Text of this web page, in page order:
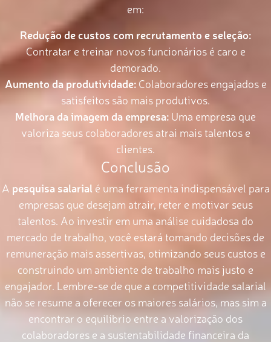
em:
Redução de custos com recrutamento e seleção:
Contratar e treinar novos funcionários é caro e
demorado.
Aumento da produtividade:Colaboradores engajados e
satisfeitos são mais produtivos.
Melhora da imagem da empresa: Uma empresa que
valoriza seus colaboradores atrai mais talentos e
clientes.
Conclusão
A pesquisa salarial é uma ferramenta indispensável para
empresas que desejam atrair, reter e motivar seus
talentos. Ao investir em uma análise cuidadosa do
mercado de trabalho, você estará tomando decisões de
remuneração mais assertivas, otimizando seus custos e
construindo um ambiente de trabalho mais justo e
engajador. Lembre-se de que a competitividade salarial
não se resume a oferecer os maiores salários, mas sim a
encontrar o equilíbrio entre a valorização dos
colaboradores e a sustentabilidade financeira da